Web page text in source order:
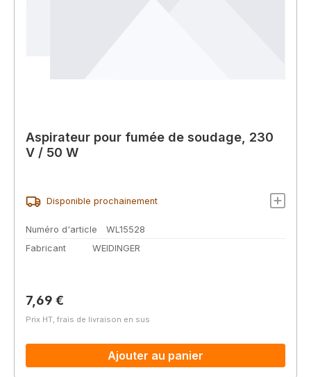
Aspirateur pour fumée de soudage, 230
V / 50 W
Disponible prochainement
Numéro d'article
WL15528
Fabricant
WEIDINGER
Prix régulier :
7,69 €
Prix HT, frais de livraison en sus
Ajouter au panier